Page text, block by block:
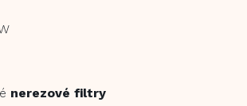
nerezové filtry